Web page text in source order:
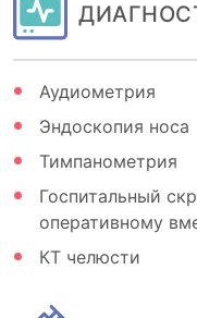
Аудиометрия
Эндоскопия носа
Тимпанометрия
Госпитальный
оперативному
КТ челюсти